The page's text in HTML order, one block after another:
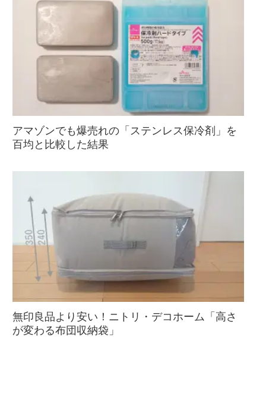
アマゾンでも爆売れの「ステンレス保冷剤」を
百均と比較した結果
無印良品より安い！ニトリ・デコホーム「高さ
が変わる布団収納袋」